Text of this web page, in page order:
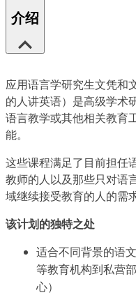
介绍
应用语言学研究生文凭和
的人讲英语）是高级学术
语言教学或其他相关教育
能。
这些课程满足了目前担任
教师的人以及那些只对语
域继续接受教育的人的需求
该计划的独特之处
适合不同背景的语
等教育机构到私营
心）